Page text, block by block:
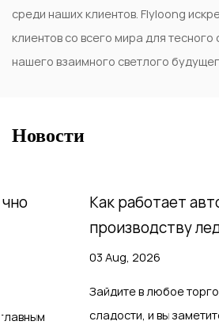
среди наших клиентов. Flyloong
клиентов со всего мира для тесного
нашего взаимного светлого
Новости
Как работает
производству леденцов
Зайдите в любое торговое место,
сладости, и вы заметите кое-что